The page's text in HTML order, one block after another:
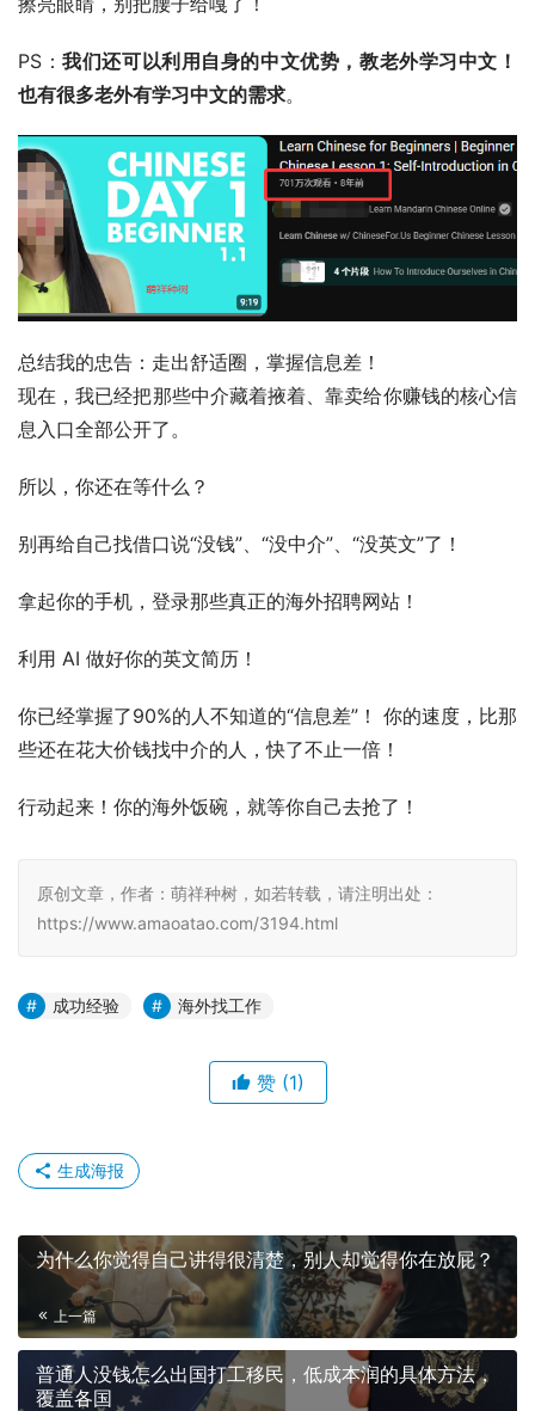
PS：我们还可以利用自身的中文优势，教老外学习中文！
也有很多老外有学习中文的需求。
总结我的忠告：走出舒适圈，掌握信息差！
现在，我已经把那些中介藏着掖着、靠卖给你赚钱的核心信
息入口全部公开了。
所以，你还在等什么？
别再给自己找借口说“没钱”、“没中介”、“没英文”了！
拿起你的手机，登录那些真正的海外招聘网站！
利用 AI 做好你的英文简历！
你已经掌握了90%的人不知道的“信息差”！ 你的速度，比那
些还在花大价钱找中介的人，快了不止一倍！
行动起来！你的海外饭碗，就等你自己去抢了！
原创文章，作者：萌祥种树，如若转载，请注明出处：
https://www.amaoatao.com/3194.html
成功经验 海外找工作
赞 (1)
生成海报
为什么你觉得自己讲得很清楚，别人却觉得你在放屁？
上一篇
普通人没钱怎么出国打工移民，低成本润的具体方法，
覆盖各国